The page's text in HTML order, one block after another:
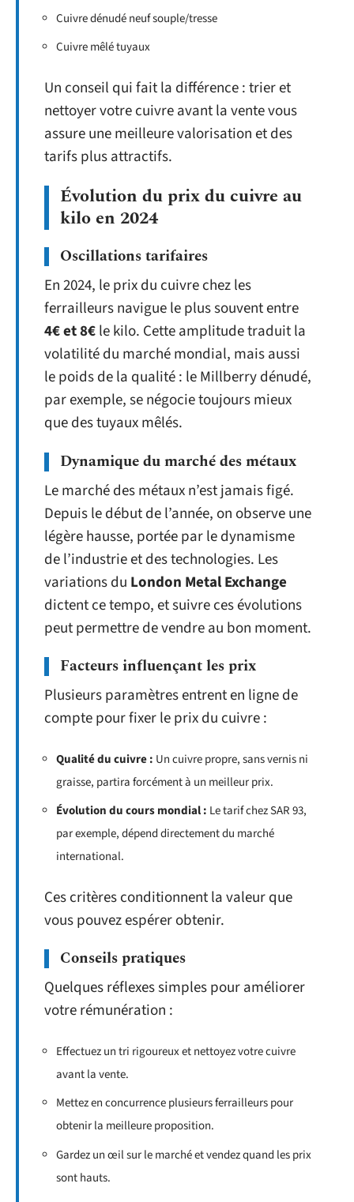
Cuivre dénudé neuf souple/tresse
Cuivre mêlé tuyaux
Un conseil qui fait la différence : trier et
nettoyer votre cuivre avant la vente vous
assure une meilleure valorisation et des
tarifs plus attractifs.
Évolution du prix du cuivre au
kilo en 2024
Oscillations tarifaires
En 2024, le prix du cuivre chez les
ferrailleurs navigue le plus souvent entre
4€ et 8€le kilo. Cette amplitude traduit la
volatilité du marché mondial, mais aussi
le poids de la qualité : le Millberry dénudé,
par exemple, se négocie toujours mieux
que des tuyaux mêlés.
Dynamique du marché des métaux
Le marché des métaux n’est jamais figé.
Depuis le début de l’année, on observe une
légère hausse, portée par le dynamisme
de l’industrie et des technologies. Les
variations du London Metal Exchange
dictent ce tempo, et suivre ces évolutions
peut permettre de vendre au bon moment.
Facteurs influençant les prix
Plusieurs paramètres entrent en ligne de
compte pour fixer le prix du cuivre :
Qualité du cuivre : Un cuivre propre, sans vernis ni
graisse, partira forcément à un meilleur prix.
Évolution du cours mondial : Le tarif chez SAR 93,
par exemple, dépend directement du marché
international.
Ces critères conditionnent la valeur que
vous pouvez espérer obtenir.
Conseils pratiques
Quelques réflexes simples pour améliorer
votre rémunération :
Effectuez un tri rigoureux et nettoyez votre cuivre
avant la vente.
Mettez en concurrence plusieurs ferrailleurs pour
obtenir la meilleure proposition.
Gardez un œil sur le marché et vendez quand les prix
sont hauts.